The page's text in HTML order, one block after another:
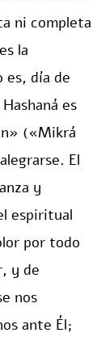
ni completa
la
es, día de
es
(«Mikrá
El
y
espiritual
por todo
y de
nos
ante Él;